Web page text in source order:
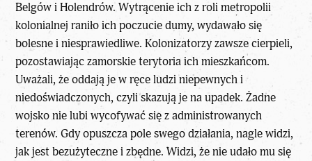
Belgów i Holendrów. Wytrącenie ich z roli metropolii
kolonialnej raniło ich poczucie dumy, wydawało się
bolesne i niesprawiedliwe. Kolonizatorzy zawsze cierpieli,
pozostawiając zamorskie terytoria ich mieszkańcom.
Uważali, że oddają je w ręce ludzi niepewnych i
niedoświadczonych, czyli skazują je na upadek. Żadne
wojsko nie lubi wycofywać się z administrowanych
terenów. Gdy opuszcza pole swego działania, nagle widzi,
jak jest bezużyteczne i zbędne. Widzi, że nie udało mu się